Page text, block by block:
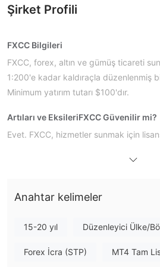
Şirket Profili
FXCC Bilgileri
FXCC, forex, altın ve gümüş ticareti
1:200'e kadar kaldıraçla düzenlenmiş
Minimum yatırım tutarı $100'dır.
Artıları ve EksileriFXCC Güvenilir mi?
Evet. FXCC, hizmetler sunmak için
121/10 lisans numarasıyla lisanslanmıştır.
Hesap Türü
FXCC tüm yatırımcılara uygun bir dizi
Anahtar kelimeler
15-20 yıl Düzenleyici Ülke/
Forex İcra (STP) MT4 Tam